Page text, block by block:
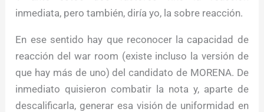
inmediata, pero también, diría yo, la sobre reacción.
En ese sentido hay que reconocer la capacidad de
reacción del war room (existe incluso la versión de
que hay más de uno) del candidato de MORENA. De
inmediato quisieron combatir la nota y, aparte de
descalificarla, generar esa visión de uniformidad en